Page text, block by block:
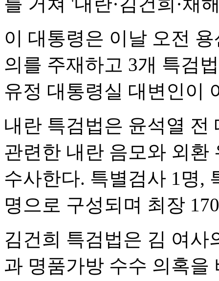
이 대통령은 이날 오전
의를 주재하고 3개 특검
유정 대통령실 대변인이
내란 특검법은 윤석열 전
관련한 내란 음모와 외환
수사한다. 특별검사 1명,
명으로 구성되며 최장
김건희 특검법은 김 여
과 명품가방 수수 의혹을